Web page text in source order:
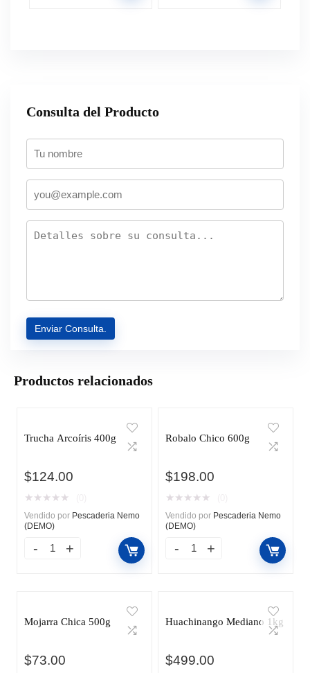
Consulta del Producto
Productos relacionados
Trucha Arcoíris 400g
$124.00
★ ★ ★ ★ ★
Vendido por Pescaderia Nemo
(DEMO)
Robalo Chico 600g
$198.00
★ ★ ★ ★ ★
Vendido por Pescaderia Nemo
(DEMO)
Mojarra Chica 500g
$73.00
Huachinango Mediano 1kg
$499.00